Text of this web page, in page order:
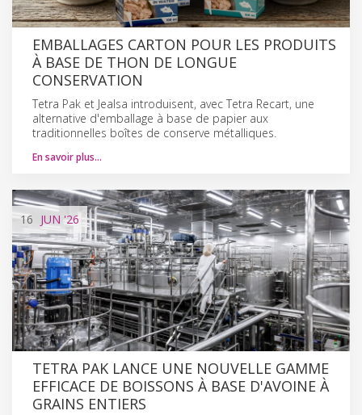
EMBALLAGES CARTON POUR LES PRODUITS
À BASE DE THON DE LONGUE
CONSERVATION
Tetra Pak et Jealsa introduisent, avec Tetra Recart, une
alternative d'emballage à base de papier aux
traditionnelles boîtes de conserve métalliques.
En savoir plus…
16 JUN '26
TETRA PAK LANCE UNE NOUVELLE GAMME
EFFICACE DE BOISSONS À BASE D'AVOINE À
GRAINS ENTIERS